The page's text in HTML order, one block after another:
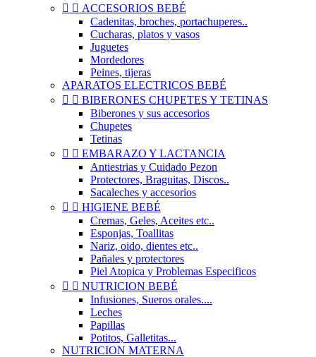
  ACCESORIOS BEBÉ
Cadenitas, broches, portachuperes..
Cucharas, platos y vasos
Juguetes
Mordedores
Peines, tijeras
APARATOS ELECTRICOS BEBÉ
  BIBERONES CHUPETES Y TETINAS
Biberones y sus accesorios
Chupetes
Tetinas
  EMBARAZO Y LACTANCIA
Antiestrias y Cuidado Pezon
Protectores, Braguitas, Discos..
Sacaleches y accesorios
  HIGIENE BEBÉ
Cremas, Geles, Aceites etc..
Esponjas, Toallitas
Nariz, oido, dientes etc..
Pañales y protectores
Piel Atopica y Problemas Especificos
  NUTRICION BEBÉ
Infusiones, Sueros orales....
Leches
Papillas
Potitos, Galletitas...
NUTRICION MATERNA